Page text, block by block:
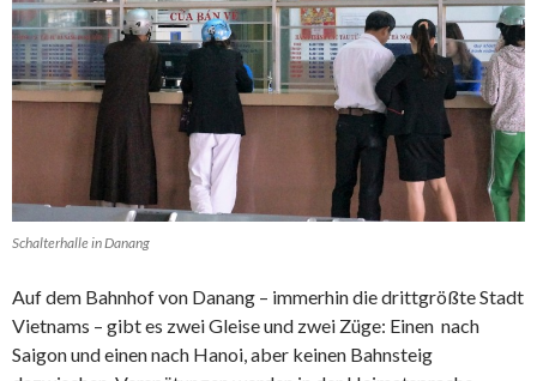
Schalterhalle in Danang
Auf dem Bahnhof von Danang – immerhin die drittgrößte Stadt
Vietnams – gibt es zwei Gleise und zwei Züge: Einen nach
Saigon und einen nach Hanoi, aber keinen Bahnsteig